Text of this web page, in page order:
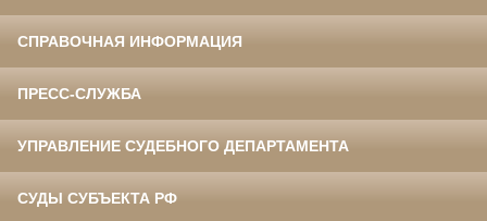
СПРАВОЧНАЯ ИНФОРМАЦИЯ
ПРЕСС-СЛУЖБА
УПРАВЛЕНИЕ СУДЕБНОГО ДЕПАРТАМЕНТА
СУДЫ СУБЪЕКТА РФ